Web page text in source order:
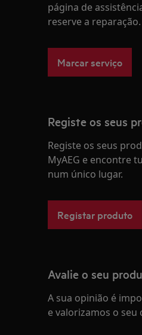
página de
reserve a reparação.
Marcar serviço
Registe os seus
Registe os seus
MyAEG e encontre
num único lugar.
Registar produto
Avalie o seu
A sua opinião é
e valorizamos o